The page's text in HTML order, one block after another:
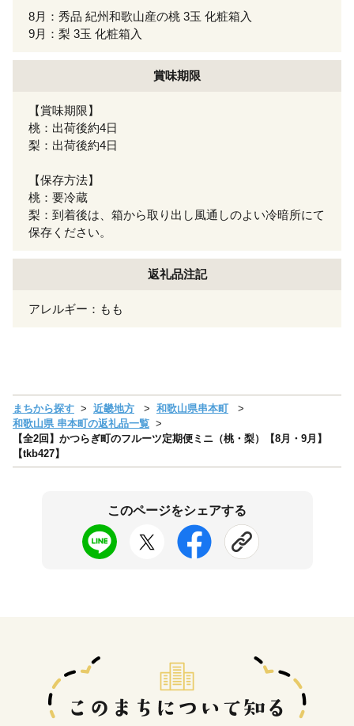
8月：秀品 紀州和歌山産の桃 3玉 化粧箱入
9月：梨 3玉 化粧箱入
賞味期限
【賞味期限】
桃：出荷後約4日
梨：出荷後約4日
【保存方法】
桃：要冷蔵
梨：到着後は、箱から取り出し風通しのよい冷暗所にて
保存ください。
返礼品注記
アレルギー：もも
まちから探す 近畿地方
和歌山県串本町
和歌山県 串本町の返礼品一覧
【全2回】かつらぎ町のフルーツ定期便ミニ（桃・梨）【8月・9月】
【tkb427】
このページをシェアする